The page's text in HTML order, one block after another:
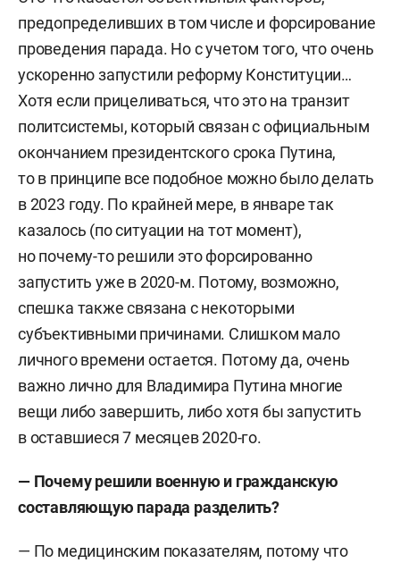
предопределивших в том числе и форсирование
проведения парада. Но с учетом того, что очень
ускоренно запустили реформу Конституции…
Хотя если прицеливаться, что это на транзит
политсистемы, который связан с официальным
окончанием президентского срока Путина,
то в принципе все подобное можно было делать
в 2023 году. По крайней мере, в январе так
казалось (по ситуации на тот момент),
но почему-то решили это форсированно
запустить уже в 2020-м. Потому, возможно,
спешка также связана с некоторыми
субъективными причинами. Слишком мало
личного времени остается. Потому да, очень
важно лично для Владимира Путина многие
вещи либо завершить, либо хотя бы запустить
в оставшиеся 7 месяцев 2020-го.
— Почему решили военную и гражданскую
составляющую парада разделить?
— По медицинским показателям, потому что